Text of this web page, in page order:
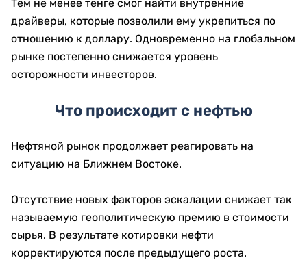
Тем не менее тенге смог найти внутренние
драйверы, которые позволили ему укрепиться по
отношению к доллару. Одновременно на глобальном
рынке постепенно снижается уровень
осторожности инвесторов.
Что происходит с нефтью
Нефтяной рынок продолжает реагировать на
ситуацию на Ближнем Востоке.
Отсутствие новых факторов эскалации снижает так
называемую геополитическую премию в стоимости
сырья. В результате котировки нефти
корректируются после предыдущего роста.